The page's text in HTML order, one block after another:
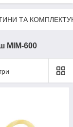
ТА
МІМ-600